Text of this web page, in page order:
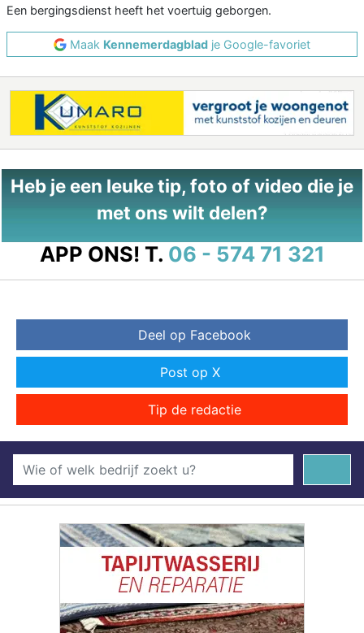
Een bergingsdienst heeft het voertuig geborgen.
Maak Kennemerdagblad je Google-favoriet
Heb je een leuke tip, foto of video die je
met ons wilt delen?
APP ONS! T. 06 - 574 71 321
Deel op Facebook
Post op X
Tip de redactie